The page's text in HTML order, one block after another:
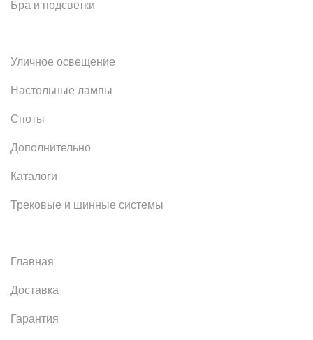
Бра и подсветки
Уличное освещение
Настольные лампы
Споты
Дополнительно
Каталоги
Трековые и шинные системы
Главная
Доставка
Гарантия